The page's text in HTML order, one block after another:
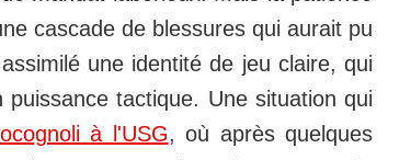
cascade de blessures qui aurait pu
une identité de jeu claire, qui
tactique. Une situation qui
à l'USG, où après quelques